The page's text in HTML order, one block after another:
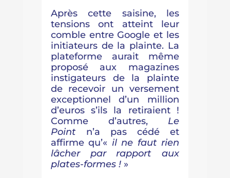
Après cette saisine, les
tensions ont atteint leur
comble entre Google et les
initiateurs de la plainte. La
plateforme aurait même
proposé aux magazines
instigateurs de la plainte
de recevoir un versement
exceptionnel d’un million
d’euros s’ils la retiraient !
Comme d’autres,
Le
Point
n’a pas cédé et
affirme qu’« il ne faut rien
lâcher par rapport aux
plates-formes ! »